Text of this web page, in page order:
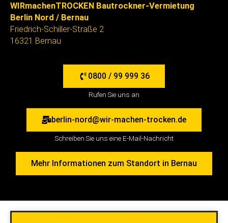
WIRmachenTROCKEN Bautrockner-Vermietung
Berlin Nord / Bernau
Friedrich-Schiller-Straße 2
16321 Bernau
0800 / 99 999 36
Rufen Sie uns an
berlin-nord@wir-machen-trocken.de
Schreiben Sie uns eine E-Mail-Nachricht
Mehr Informationen zum Standort in Bernau